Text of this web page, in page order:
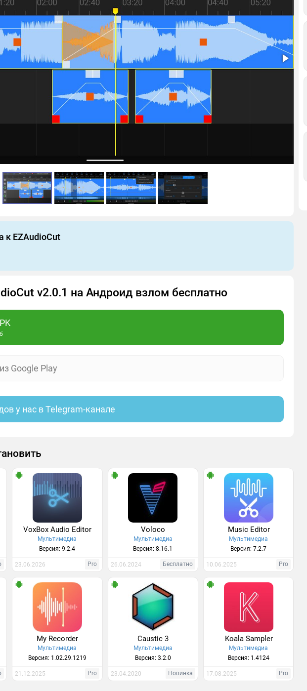
к EZAudioCut
v2.0.1 на Андроид взлом бесплатно
Google Play
у нас в Telegram-канале
VoxBox Audio Editor
Мультимедиа
Версия: 9.2.4
23.06.2026 Pro
Voloco
Мультимедиа
Версия: 8.16.1
26.06.2024 Бесплатно
Music Editor
Мультимедиа
Версия: 7.2.7
10.06.2025 Pro
My Recorder
Мультимедиа
Версия: 1.02.29.1219
21.12.2025 Pro
Caustic 3
Мультимедиа
Версия: 3.2.0
23.04.2020 Новинка
Koala Sampler
Мультимедиа
Версия: 1.4124
17.08.2025 Pro